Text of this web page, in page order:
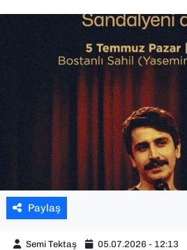
Paylaş
Semi Tektaş 05.07.2026 - 12:13
TEKNOLOJİ
YAŞAM
YEREL YÖNETİMLER